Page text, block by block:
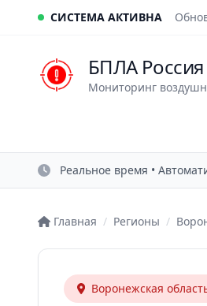
СИСТЕМА АКТИВНА
БПЛА Россия
Мониторинг
Реальное время •
Главная / Регионы /
Воронежская